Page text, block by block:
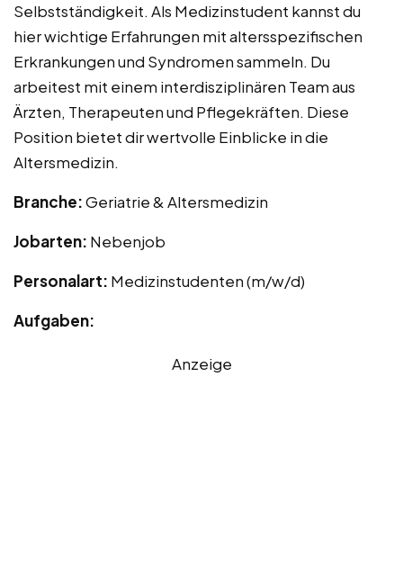
Selbstständigkeit. Als Medizinstudent kannst du
hier wichtige Erfahrungen mit altersspezifischen
Erkrankungen und Syndromen sammeln. Du
arbeitest mit einem interdisziplinären Team aus
Ärzten, Therapeuten und Pflegekräften. Diese
Position bietet dir wertvolle Einblicke in die
Altersmedizin.
Branche:Geriatrie & Altersmedizin
Jobarten: Nebenjob
Personalart: Medizinstudenten (m/w/d)
Aufgaben:
Anzeige